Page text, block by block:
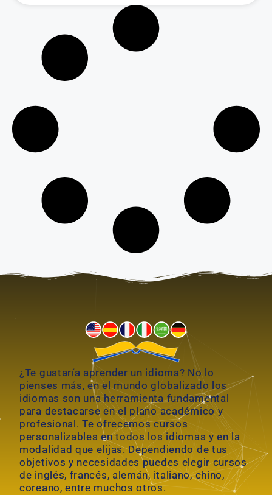
¿Te gustaría aprender un idioma? No lo
pienses más, en el mundo globalizado los
idiomas son una herramienta fundamental
para destacarse en el plano académico y
profesional. Te ofrecemos cursos
personalizables en todos los idiomas y en la
modalidad que elijas. Dependiendo de tus
objetivos y necesidades puedes elegir cursos
de inglés, francés, alemán, italiano, chino,
coreano, entre muchos otros.